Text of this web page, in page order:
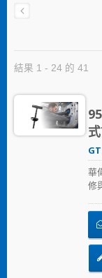
結果 1 - 24 的 41
華
修
配
部